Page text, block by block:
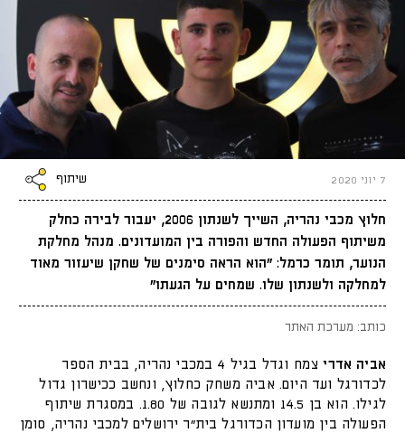
7 יוני 2020 שיתוף
חלוץ מכבי נהריה, השייך לשנתון 2006, יעבור לבירה כחלק
משיתוף הפעולה החדש והפורה בין המועדונים. מנהל מחלקת
הנוער, תומר כרמל: "הוא הראה סימנים של שחקן שיעזור מאוד
למחלקה ולשנתון שלו. שמחים על הגעתו"
כותב: מערכת האתר
אביה אדרי
צמח וגדל בגיל 4 במכבי נהריה, בבית הספר
לכדורגל ועד היום. אביה משחק כחלוץ, ונחשב ככישרון גדול
לגילו. הוא בן 14.5 ומתנשא לגובה של 1.80. במסגרת שיתוף
הפעולה בין מועדון הכדורגל בית"ר ירושלים למכבי נהריה, סומן